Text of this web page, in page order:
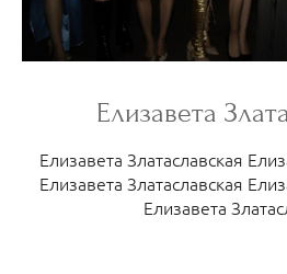
Елизавета
Елизавета Златаславская
Елизавета Златаславская
Елизавета